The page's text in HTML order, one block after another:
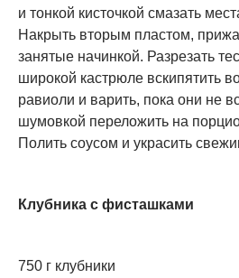
и тонкой кисточкой смазать
Накрыть вторым пластом,
занятые начинкой. Разрезать
широкой кастрюле вскипятить
равиоли и варить, пока они не
шумовкой переложить на
Полить соусом и украсить
Клубника с фисташками
750 г клубники